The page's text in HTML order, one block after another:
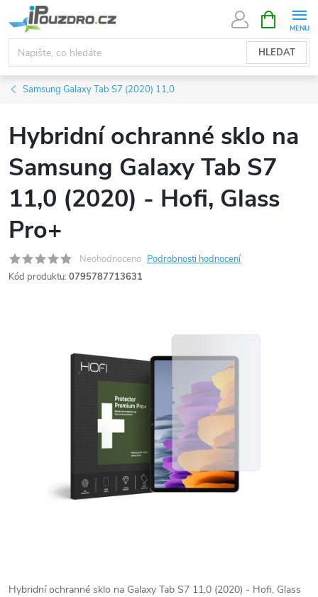
na
obsah
HLEDAT
NÁKUPNÍ
KOŠÍK
Samsung Galaxy Tab S7 (2020) 11,0
Hybridní ochranné sklo na
Samsung Galaxy Tab S7
11,0 (2020) - Hofi, Glass
Pro+
Neohodnoceno Podrobnosti hodnocení
Kód produktu: 0795787713631
Hybridní ochranné sklo na Galaxy Tab S7 11,0 (2020) - Hofi, Glass